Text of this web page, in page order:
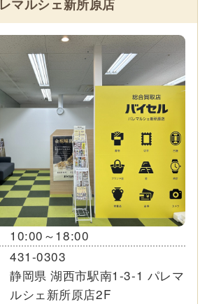
マルシェ新所原店
10:00～18:00
431-0303
静岡県 湖西市駅南1-3-1 パレマ
ルシェ新所原店2F